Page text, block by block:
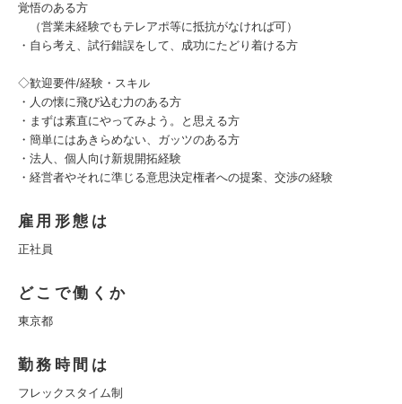
覚悟のある方
（営業未経験でもテレアポ等に抵抗がなければ可）
・自ら考え、試行錯誤をして、成功にたどり着ける方
◇歓迎要件/経験・スキル
・人の懐に飛び込む力のある方
・まずは素直にやってみよう。と思える方
・簡単にはあきらめない、ガッツのある方
・法人、個人向け新規開拓経験
・経営者やそれに準じる意思決定権者への提案、交渉の経験
雇用形態は
正社員
どこで働くか
東京都
勤務時間は
フレックスタイム制